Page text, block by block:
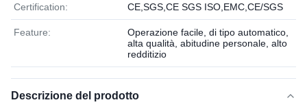
Certification: CE,SGS,CE SGS ISO,EMC,CE/SGS
Feature:
Operazione facile, di tipo automatico,
alta qualità, abitudine personale, alto
redditizio
Descrizione del prodotto